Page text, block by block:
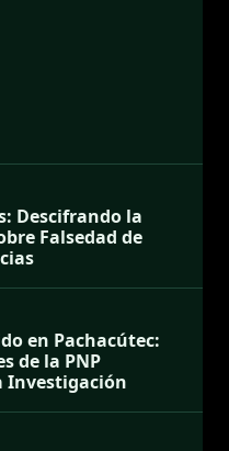
Descifrando la
Falsedad de
en Pachacútec:
de la PNP
Investigación